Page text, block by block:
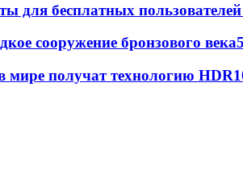
для бесплатных
сооружение бронзового века
мире получат технологию